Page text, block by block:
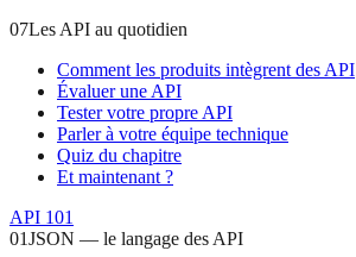
07Les API au quotidien
Comment les produits intègrent des API
Évaluer une API
Tester votre propre API
Parler à votre équipe technique
Quiz du chapitre
Et maintenant ?
API 101
01JSON — le langage des API